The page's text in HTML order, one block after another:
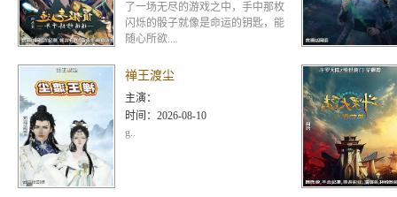
了一场无尽的游戏之中，手中那枚
闪烁的骰子就像是命运的钥匙，能
随心所欲....
禅王渡尘
主演：
时间： 2026-08-10
g..